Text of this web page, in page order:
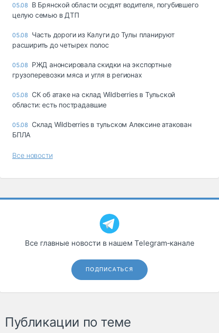
05.08 В Брянской области осудят водителя, погубившего
целую семью в ДТП
05.08 Часть дороги из Калуги до Тулы планируют
расширить до четырех полос
05.08 РЖД анонсировала скидки на экспортные
грузоперевозки мяса и угля в регионах
05.08 СК об атаке на склад Wildberries в Тульской
области: есть пострадавшие
05.08 Склад Wildberries в тульском Алексине атакован
БПЛА
Все новости
Все главные новости в нашем Telegram‑канале
ПОДПИСАТЬСЯ
Публикации по теме